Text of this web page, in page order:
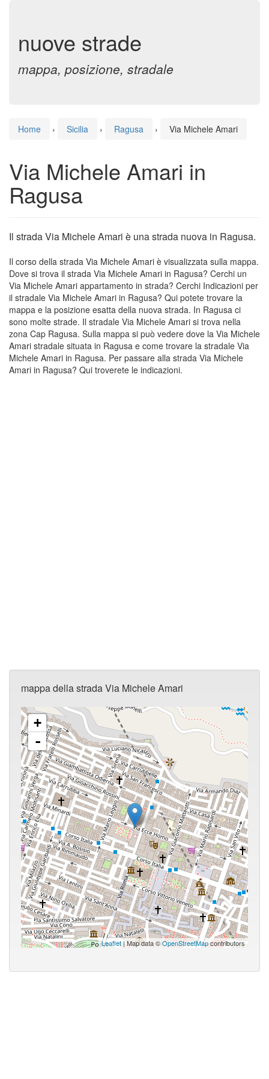
nuove strade
mappa, posizione, stradale
Home › Sicilia › Ragusa › Via Michele Amari
Via Michele Amari in
Ragusa
Il strada Via Michele Amari è una strada nuova in Ragusa.
Il corso della strada Via Michele Amari è visualizzata sulla mappa.
Dove si trova il strada Via Michele Amari in Ragusa? Cerchi un
Via Michele Amari appartamento in strada? Cerchi Indicazioni per
il stradale Via Michele Amari in Ragusa? Qui potete trovare la
mappa e la posizione esatta della nuova strada. In Ragusa ci
sono molte strade. Il stradale Via Michele Amari si trova nella
zona Cap Ragusa. Sulla mappa si può vedere dove la Via Michele
Amari stradale situata in Ragusa e come trovare la stradale Via
Michele Amari in Ragusa. Per passare alla strada Via Michele
Amari in Ragusa? Qui troverete le indicazioni.
mappa della strada Via Michele Amari
+
-
Leaflet| Map data ©OpenStreetMapcontributors